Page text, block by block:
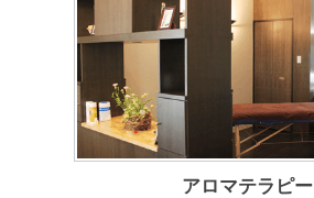
アロマテラピー